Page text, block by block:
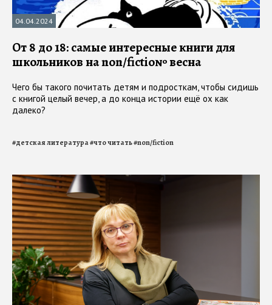
04.04.2024
От 8 до 18: самые интересные книги для
школьников на non/fictio№ весна
Чего бы такого почитать детям и подросткам, чтобы сидишь
с книгой целый вечер, а до конца истории ещё ох как
далеко?
#детская литература#что читать#non/fiction